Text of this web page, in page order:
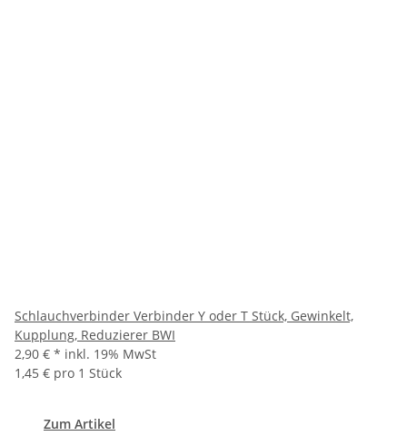
Schlauchverbinder Verbinder Y oder T Stück, Gewinkelt,
Kupplung, Reduzierer BWI
2,90 € * inkl. 19% MwSt
1,45 € pro 1 Stück
Zum Artikel